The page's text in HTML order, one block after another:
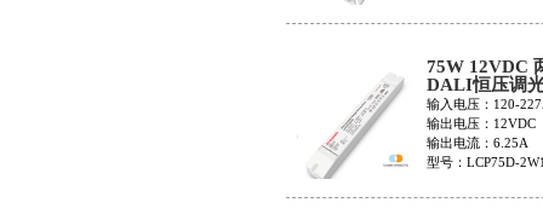
75W 12VDC
DALI恒压调
LCP75D-
输入电压：120-
输出电压：12VDC
输出电流：6.25A
型号：LCP75D-